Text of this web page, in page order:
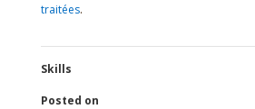
traitées.
Skills
Posted on